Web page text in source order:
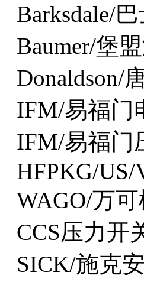
Barksdale/
Baumer/堡
Donaldson/
IFM/易福门
IFM/易福门
HFPKG/US/
WAGO/万
CCS压力开
SICK/施克